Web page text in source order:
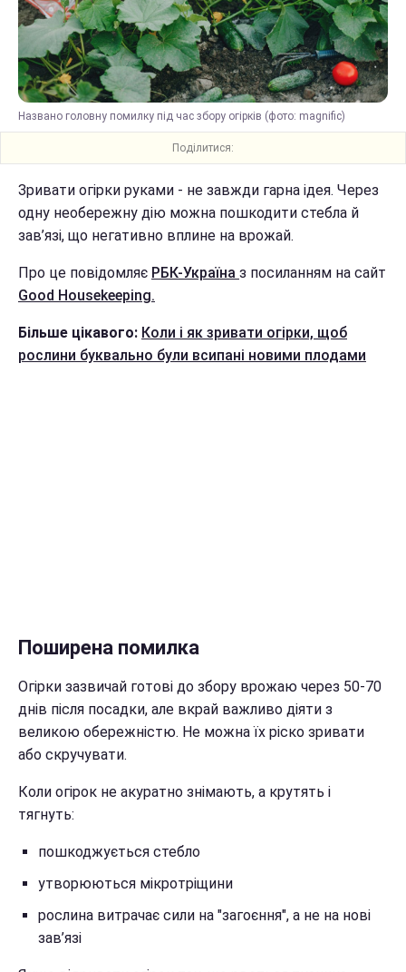
Названо головну помилку під час збору огірків (фото: magnific)
Поділитися:
Зривати огірки руками - не завжди гарна ідея. Через
одну необережну дію можна пошкодити стебла й
зав’язі, що негативно вплине на врожай.
Про це повідомляє РБК-Україна з посиланням на сайт
Good Housekeeping.
Більше цікавого: Коли і як зривати огірки, щоб
рослини буквально були всипані новими плодами
Поширена помилка
Огірки зазвичай готові до збору врожаю через 50-70
днів після посадки, але вкрай важливо діяти з
великою обережністю. Не можна їх ріско зривати
або скручувати.
Коли огірок не акуратно знімають, а крутять і
тягнуть:
пошкоджується стебло
утворюються мікротріщини
рослина витрачає сили на "загоєння", а не на нові
зав’язі